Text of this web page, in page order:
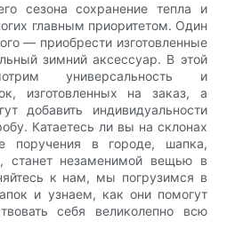
сезона сохранение тепла и
главным приоритетом. Один
— приобрести изготовленные
зимний аксессуар. В этой
универсальность и
изготовленных на заказ, а
добавить индивидуальности
Катаетесь ли вы на склонах
поручения в городе, шапка,
станет незаменимой вещью в
к нам, мы погрузимся в
и узнаем, как они помогут
себя великолепно всю